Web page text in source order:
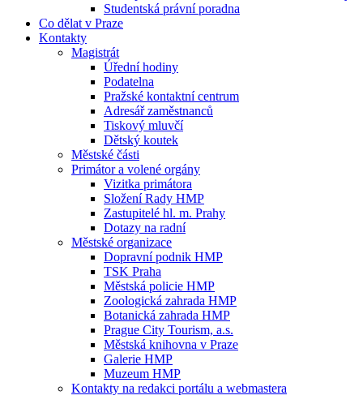
Studentská právní poradna
Co dělat v Praze
Kontakty
Magistrát
Úřední hodiny
Podatelna
Pražské kontaktní centrum
Adresář zaměstnanců
Tiskový mluvčí
Dětský koutek
Městské části
Primátor a volené orgány
Vizitka primátora
Složení Rady HMP
Zastupitelé hl. m. Prahy
Dotazy na radní
Městské organizace
Dopravní podnik HMP
TSK Praha
Městská policie HMP
Zoologická zahrada HMP
Botanická zahrada HMP
Prague City Tourism, a.s.
Městská knihovna v Praze
Galerie HMP
Muzeum HMP
Kontakty na redakci portálu a webmastera